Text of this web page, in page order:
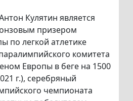
Кулятин является
призером
по легкой атлетике
комитета
Европы в беге на 1500
г.), серебряный
чемпионата